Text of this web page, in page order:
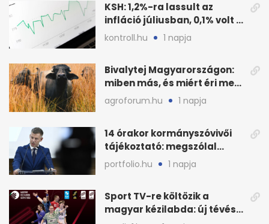
KSH: 1,2%-ra lassult az
infláció júliusban, 0,1% volt a
havi áresés
kontroll.hu 1 napja
Bivalytej Magyarországon:
miben más, és miért éri meg
feldolgozni?
agroforum.hu 1 napja
14 órakor kormányszóvivői
tájékoztató: megszólal
Magyar Péter is
portfolio.hu 1 napja
Sport TV-re költözik a
magyar kézilabda: új tévés